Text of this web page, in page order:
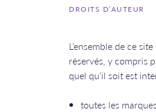
DROITS D’AUTEUR
L’ensemble de ce
réservés, y compris
quel qu’il soit est
toutes les